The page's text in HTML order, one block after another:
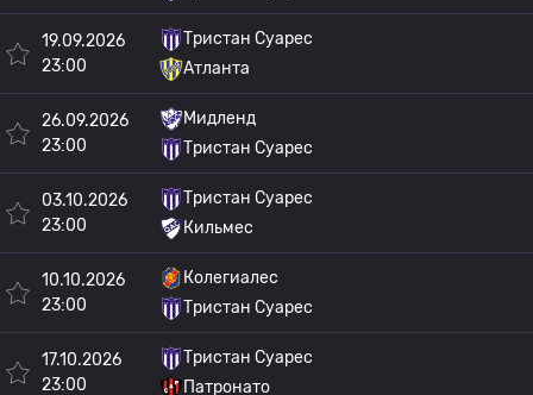
19.09.2026
23:00
Тристан Суарес
Атланта
26.09.2026
23:00
Мидленд
Тристан Суарес
03.10.2026
23:00
Тристан Суарес
Кильмес
10.10.2026
23:00
Колегиалес
Тристан Суарес
17.10.2026
23:00
Тристан Суарес
Патронато